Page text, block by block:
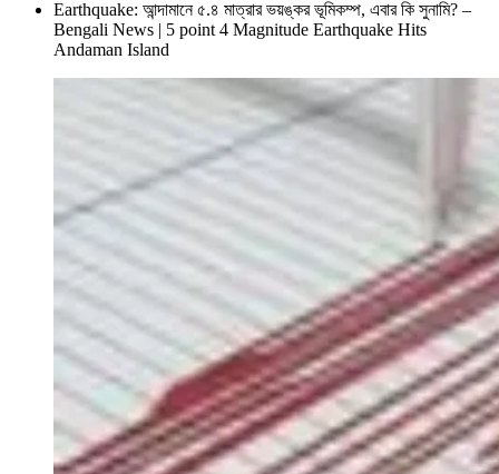
Earthquake: আন্দামানে ৫.৪ মাত্রার ভয়ঙ্কর ভূমিকম্প, এবার কি সুনামি? –
Bengali News | 5 point 4 Magnitude Earthquake Hits
Andaman Island